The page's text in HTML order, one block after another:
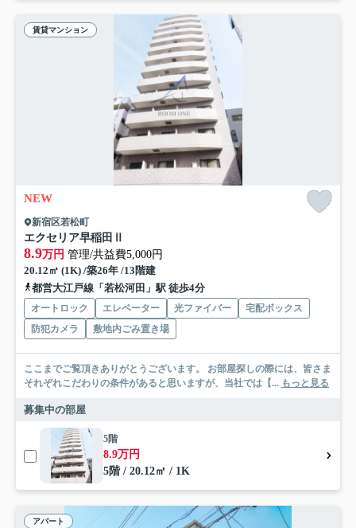
賃貸マンション
NEW
新宿区若松町
エクセリア早稲田Ⅱ
8.9万円 管理/共益費5,000円
20.12㎡ (1K) /築26年 /13階建
都営大江戸線「若松河田」駅 徒歩4分
オートロック エレベーター 光ファイバー
宅配ボックス
防犯カメラ
敷地内ごみ置き場
ここまでご覧頂きありがとうございます。 お部屋探しの際には、皆さま
それぞれこだわりの条件があると思いますが、当社では【... もっと見る
募集中の部屋
5階
8.9万円
5階 / 20.12㎡ / 1K
アパート